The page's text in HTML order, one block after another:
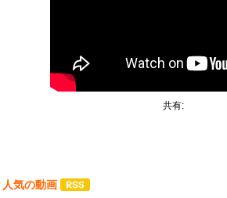
共有:
人気の動画